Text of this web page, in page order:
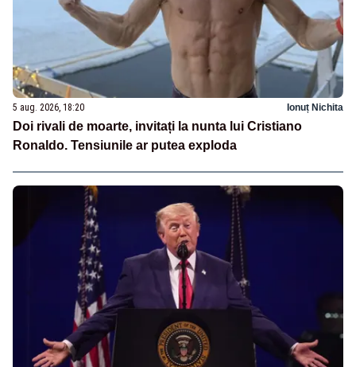
5 aug. 2026, 18:20 Ionuț Nichita
Doi rivali de moarte, invitați la nunta lui Cristiano
Ronaldo. Tensiunile ar putea exploda